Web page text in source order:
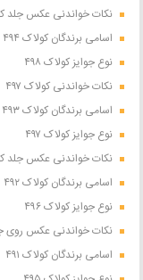
نکات خواندنی عکس جلد
اسامی برندگان کولاک ۴۹۴
نوع جوایز کولاک ۴۹۸
نکات خواندنی کولاک ۴۹۷
اسامی برندگان کولاک ۴۹۳
نوع جوایز کولاک ۴۹۷
نکات خواندنی عکس جلد
اسامی برندگان کولاک ۴۹۲
نوع جوایز کولاک ۴۹۶
نکات خواندنی عکس روی
اسامی برندگان کولاک ۴۹۱